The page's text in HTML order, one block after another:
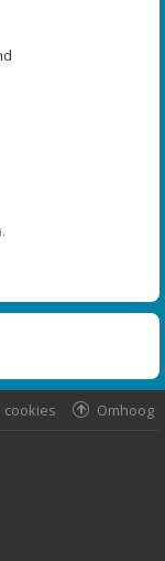
Omhoog